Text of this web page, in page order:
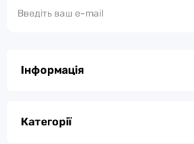
Інформація
Категорії